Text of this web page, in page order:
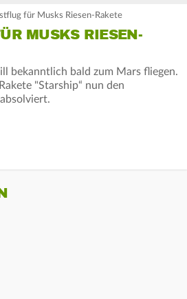
für Musks Riesen-Rakete
MUSKS RIESEN-
bekanntlich bald zum Mars fliegen.
"Starship“ nun den